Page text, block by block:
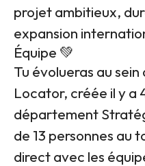
projet ambitieux,
expansion
Équipe 💚
Tu évolueras au
Locator, créée il y a
département
de 13 personnes au
direct avec les